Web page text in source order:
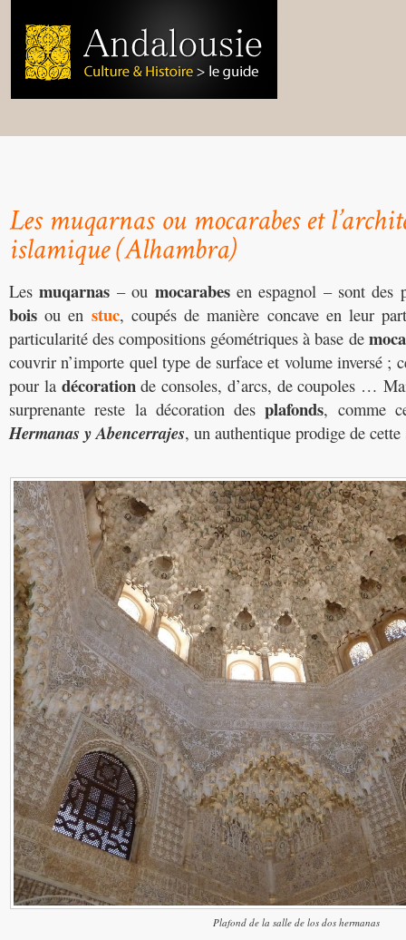
Lesmuqarnas – ou mocarabesen espagnol – sont des
bois ou en stuc, coupés de manière concave en leur
particularité des compositions géométriques à base de
couvrir n’importe quel type de surface et volume inversé ;
pour la décorationde consoles, d’arcs, de coupoles …
surprenante reste la décoration desplafonds, comme
Hermanas y Abencerrajes, un authentique prodige de
Plafond de la salle de los dos hermanas